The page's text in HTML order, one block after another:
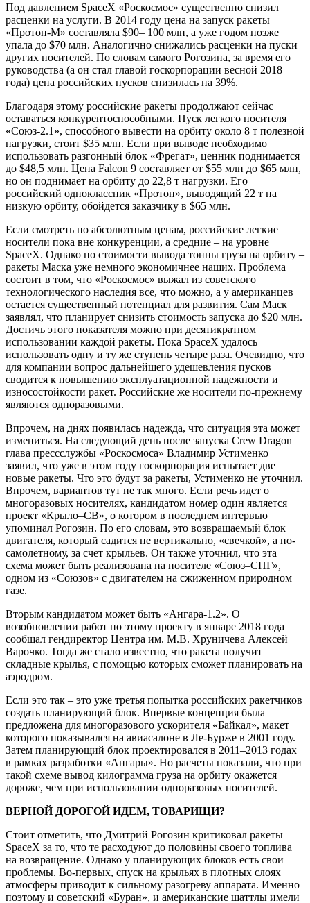
Под давлением SpaceX «Роскосмос» существенно снизил
расценки на услуги. В 2014 году цена на запуск ракеты
«Протон-М» составляла $90– 100 млн, а уже годом позже
упала до $70 млн. Аналогично снижались расценки на пуски
других носителей. По словам самого Рогозина, за время его
руководства (а он стал главой госкорпорации весной 2018
года) цена российских пусков снизилась на 39%.
Благодаря этому российские ракеты продолжают сейчас
оставаться конкурентоспособными. Пуск легкого носителя
«Союз-2.1», способного вывести на орбиту около 8 т полезной
нагрузки, стоит $35 млн. Если при выводе необходимо
использовать разгонный блок «Фрегат», ценник поднимается
до $48,5 млн. Цена Falcon 9 составляет от $55 млн до $65 млн,
но он поднимает на орбиту до 22,8 т нагрузки. Его
российский одноклассник «Протон», выводящий 22 т на
низкую орбиту, обойдется заказчику в $65 млн.
Если смотреть по абсолютным ценам, российские легкие
носители пока вне конкуренции, а средние – на уровне
SpaceX. Однако по стоимости вывода тонны груза на орбиту –
ракеты Маска уже немного экономичнее наших. Проблема
состоит в том, что «Роскосмос» выжал из советского
технологического наследия все, что можно, а у американцев
остается существенный потенциал для развития. Сам Маск
заявлял, что планирует снизить стоимость запуска до $20 млн.
Достичь этого показателя можно при десятикратном
использовании каждой ракеты. Пока SpaceX удалось
использовать одну и ту же ступень четыре раза. Очевидно, что
для компании вопрос дальнейшего удешевления пусков
сводится к повышению эксплуатационной надежности и
износостойкости ракет. Российские же носители по-прежнему
являются одноразовыми.
Впрочем, на днях появилась надежда, что ситуация эта может
измениться. На следующий день после запуска Crew Dragon
глава прессслужбы «Роскосмоса» Владимир Устименко
заявил, что уже в этом году госкорпорация испытает две
новые ракеты. Что это будут за ракеты, Устименко не уточнил.
Впрочем, вариантов тут не так много. Если речь идет о
многоразовых носителях, кандидатом номер один является
проект «Крыло–СВ», о котором в последнем интервью
упоминал Рогозин. По его словам, это возвращаемый блок
двигателя, который садится не вертикально, «свечкой», а по-
самолетному, за счет крыльев. Он также уточнил, что эта
схема может быть реализована на носителе «Союз–СПГ»,
одном из «Союзов» с двигателем на сжиженном природном
газе.
Вторым кандидатом может быть «Ангара-1.2». О
возобновлении работ по этому проекту в январе 2018 года
сообщал гендиректор Центра им. М.В. Хруничева Алексей
Варочко. Тогда же стало известно, что ракета получит
складные крылья, с помощью которых сможет планировать на
аэродром.
Если это так – это уже третья попытка российских ракетчиков
создать планирующий блок. Впервые концепция была
предложена для многоразового ускорителя «Байкал», макет
которого показывался на авиасалоне в Ле-Бурже в 2001 году.
Затем планирующий блок проектировался в 2011–2013 годах
в рамках разработки «Ангары». Но расчеты показали, что при
такой схеме вывод килограмма груза на орбиту окажется
дороже, чем при использовании одноразовых носителей.
ВЕРНОЙ ДОРОГОЙ ИДЕМ, ТОВАРИЩИ?
Стоит отметить, что Дмитрий Рогозин критиковал ракеты
SpaceX за то, что те расходуют до половины своего топлива
на возвращение. Однако у планирующих блоков есть свои
проблемы. Во-первых, спуск на крыльях в плотных слоях
атмосферы приводит к сильному разогреву аппарата. Именно
поэтому и советский «Буран», и американские шаттлы имели